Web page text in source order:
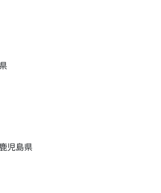
鹿児島県